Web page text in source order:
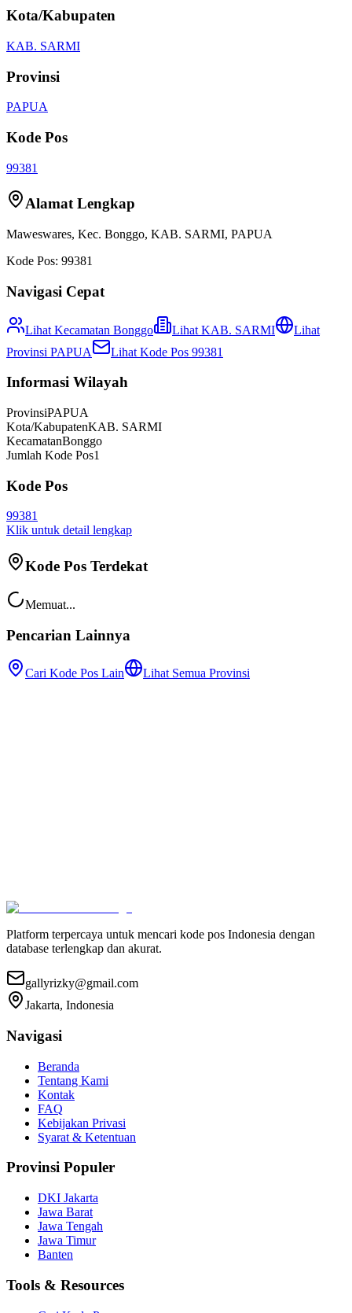
Kota/Kabupaten
KAB. SARMI
Provinsi
PAPUA
Kode Pos
99381
Alamat Lengkap
Maweswares, Kec. Bonggo, KAB. SARMI, PAPUA
Kode Pos: 99381
Navigasi Cepat
Lihat Kecamatan Bonggo Lihat KAB. SARMI
Lihat
Provinsi PAPUA Lihat Kode Pos 99381
Informasi Wilayah
ProvinsiPAPUA
Kota/KabupatenKAB. SARMI
KecamatanBonggo
Jumlah Kode Pos1
Kode Pos
99381
Klik untuk detail lengkap
Kode Pos Terdekat
Memuat...
Pencarian Lainnya
Cari Kode Pos Lain Lihat Semua Provinsi
Platform terpercaya untuk mencari kode pos Indonesia dengan
database terlengkap dan akurat.
gallyrizky@gmail.com
Jakarta, Indonesia
Navigasi
Beranda
Tentang Kami
Kontak
FAQ
Kebijakan Privasi
Syarat & Ketentuan
Provinsi Populer
DKI Jakarta
Jawa Barat
Jawa Tengah
Jawa Timur
Banten
Tools & Resources